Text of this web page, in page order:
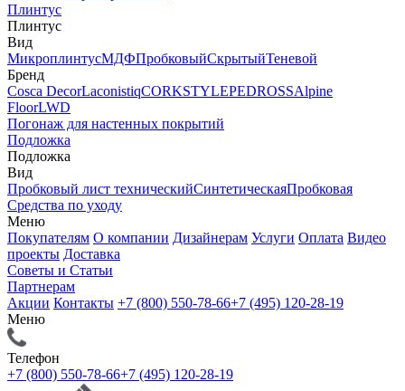
Плинтус
Плинтус
Вид
МикроплинтусМДФПробковыйСкрытыйТеневой
Бренд
Cosca DecorLaconistiqCORKSTYLEPEDROSSAlpine
FloorLWD
Погонаж для настенных покрытий
Подложка
Подложка
Вид
Пробковый лист техническийСинтетическаяПробковая
Средства по уходу
Меню
Покупателям О компании Дизайнерам Услуги Оплата Видео
проекты Доставка
Советы и Статьи
Партнерам
Акции Контакты +7 (800) 550-78-66+7 (495) 120-28-19
Меню
Телефон
+7 (800) 550-78-66+7 (495) 120-28-19